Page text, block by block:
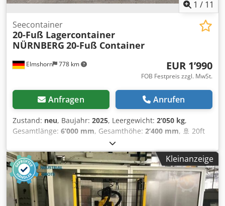
1 / 11
Elmshorn 778 km
Seecontainer
20-Fuß Lagercontainer
NÜRNBERG 20-Fuß Container
EUR 1’990
FOB Festpreis zzgl. MwSt.
Anfragen Anrufen
Zustand: neu, Baujahr: 2025, Leergewicht: 2’050 kg,
Gesamtlänge: 6’000 mm, Gesamthöhe: 2’400 mm, 🚢 20ft
Lagercontainer – Neuwertig (Baujahr 2025 / 2026) – Sofort
verfügbar! Hochwertiger Seecontainer in nahezu
neuwertigem Zustand – perfekt als Lagerraum, Werkstatt,
Baustellencontainer oder für den professionellen
Transport. Dkedpfxsrgp N Ue Afqer ⭐ Ihre Vorteile auf
einen Blick 🆕 Baujahr 2025 / 2026 – neuwertig 💪 Sehr
Kleinanzeige